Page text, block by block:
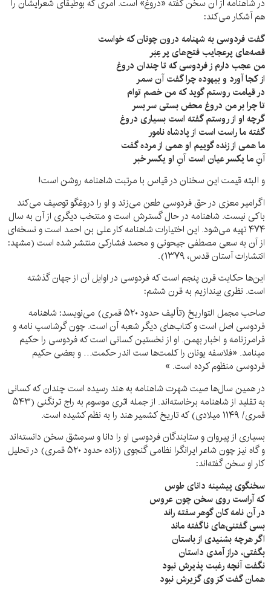
در شاهنامه از آن سخن گفته «دروغ» است. امری که بوطیقای شعر‌ایشان را
هم آشکار می‌کند:
گفت فردوسی به شهنامه درون چونان که خواست
قصه‌های پرعجایب فتح‌های پر عِبَر
من عجب دارم ز فردوسی که تا چندان دروغ
از کجا آورد و بیهوده چرا گفت آن سمر
در قیامت روستم گوید که من خصم توام
تا چرا بر من دروغ محض بستی سر بسر
گرچه او از روستم گفته است بسیاری دروغ
گفته ما راست است از پادشاه نامور
ما همی از زنده گوییم او همی از مرده گفت
آنِ ما یکسر عیان است آنِ او یکسر خبر
و البته قیمت این سخنان در قیاس با مرتبت شاهنامه روشن است!
اگر‌امیر معزی در حق فردوسی طعن می‌زند و او را دروغگو توصیف می‌کند
باکی نیست. شاهنامه در حال گسترش است و منتخب دیگری از آن به سال
۴۷۴ تهیه می‌شود. این اختیارات شاهنامه کار علی بن احمد است و نسخه‌ای
از آن به سعی مصطفی جیحونی و محمد فشارکی منتشر شده است (مشهد:
انتشارات آستان قدس، ۱۳۷۹).
این‌ها حکایت قرن پنجم است که فردوسی در اوایل آن از جهان گذشته
است. نظری بیندازیم به قرن ششم:
صاحب مجمل التواریخ (تألیف حدود ۵۲۰ قمری) می‌نویسد: شاهنامه
فردوسی اصل است و کتاب‌های دیگر شعبه آن است. چون گرشاسپ نامه و
فرامرزنامه و اخبار بهمن. او از نخستین کسانی است که فردوسی را حکیم
مینامد. «فلاسفه یونان را کلمت‌ها ست اندر حکمت… و بعضی حکیم
فردوسی منظوم کرده است. »
در همین سال‌ها صیت شهرت شاهنامه به هند رسیده است چندان که کسانی
به تقلید از شاهنامه برخاسته‌اند. از جمله اثری موسوم به راج ترنگنی (۵۴۳
قمری/ ۱۱۴۹ میلادی) که تاریخ کشمیر هند را به نظم کشیده است.
بسیاری از پیروان و ستایندگان فردوسی او را دانا و سرمشق سخن دانسته‌اند
و گاه نیز چون شاعر ایرانگرا نظامی گنجوی (زاده حدود ۵۲۰ قمری) در تحلیل
کار او سخن گفته‌اند:
سخنگوی پیشینه دانای طوس
که آراست روی سخن چون عروس
در آن نامه کان گوهر سفته راند
بسی گفتنی‌های ناگفته ماند
اگر هرچه بشنیدی از باستان
بگفتی، دراز آمدی داستان
نگفت آنچه رغبت پذیر‌ش نبود
همان گفت کز وی گزیرش نبود